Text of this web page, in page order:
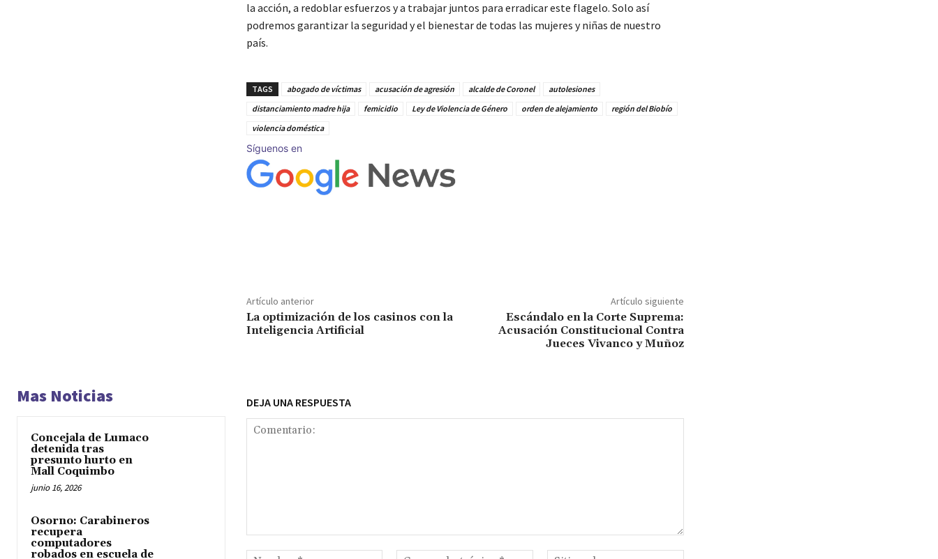
la acción, a redoblar esfuerzos y a trabajar juntos para erradicar este flagelo. Solo así
podremos garantizar la seguridad y el bienestar de todas las mujeres y niñas de nuestro
país.
TAGS abogado de víctimas acusación de agresión alcalde de Coronel
autolesiones
distanciamiento madre hija
femicidio Ley de Violencia de Género orden de alejamiento
región del Biobío
violencia doméstica
Síguenos en
Artículo anterior
La optimización de los casinos con la
Inteligencia Artificial
Artículo siguiente
Escándalo en la Corte Suprema:
Acusación Constitucional Contra
Jueces Vivanco y Muñoz
Mas Noticias
Concejala de Lumaco
detenida tras
presunto hurto en
Mall Coquimbo
junio 16, 2026
Osorno: Carabineros
recupera
computadores
robados en escuela de
DEJA UNA RESPUESTA
Nombre:*
Correo